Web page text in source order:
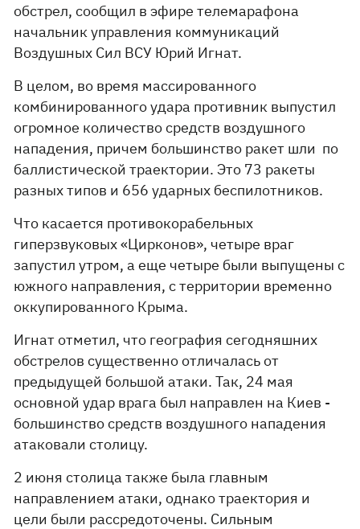
обстрел, сообщил в эфире телемарафона
начальник управления коммуникаций
Воздушных Сил ВСУ Юрий Игнат.
В целом, во время массированного
комбинированного удара противник выпустил
огромное количество средств воздушного
нападения, причем большинство ракет шли по
баллистической траектории. Это 73 ракеты
разных типов и 656 ударных беспилотников.
Что касается противокорабельных
гиперзвуковых «Цирконов», четыре враг
запустил утром, а еще четыре были выпущены с
южного направления, с территории временно
оккупированного Крыма.
Игнат отметил, что география сегодняшних
обстрелов существенно отличалась от
предыдущей большой атаки. Так, 24 мая
основной удар врага был направлен на Киев -
большинство средств воздушного нападения
атаковали столицу.
2 июня столица также была главным
направлением атаки, однако траектория и
цели были рассредоточены. Сильным